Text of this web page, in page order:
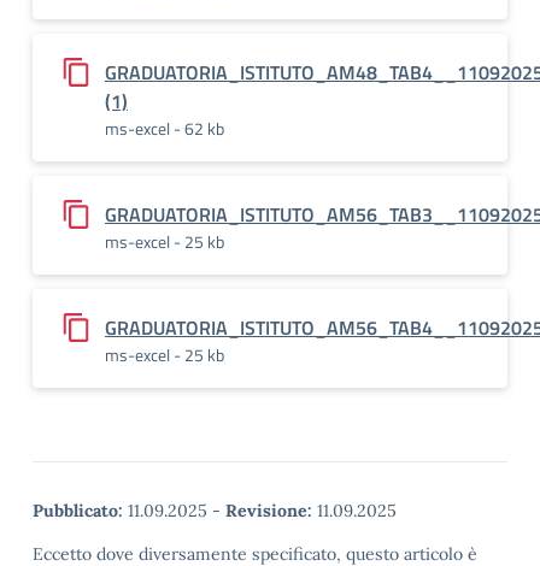
(1)
ms-excel - 62 kb
ms-excel - 25 kb
ms-excel - 25 kb
Pubblicato: 11.09.2025 - Revisione: 11.09.2025
Eccetto dove diversamente specificato, questo articolo è